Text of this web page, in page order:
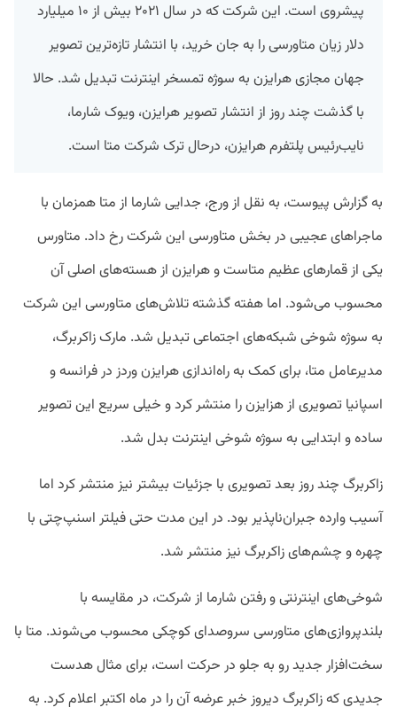
پیشروی است. این شرکت که در سال ۲۰۲۱ بیش از ۱۰ میلیارد
دلار زیان متاورسی را به جان خرید، با انتشار تازه‌ترین تصویر
جهان مجازی هرایزن به سوژه تمسخر اینترنت تبدیل شد. حالا
با گذشت چند روز از انتشار تصویر هرایزن، ویوک شارما،
نایب‌رئیس پلتفرم هرایزن، درحال ترک شرکت متا است.
به گزارش پیوست، به نقل از ورج، جدایی شارما از متا همزمان با
ماجراهای عجیبی در بخش متاورسی این شرکت رخ داد. متاورس
یکی از قمارهای عظیم متاست و هرایزن از هسته‌های اصلی آن
محسوب می‌شود. اما هفته گذشته تلاش‌های متاورسی این شرکت
به سوژه شوخی شبکه‌‌های اجتماعی تبدیل شد. مارک زاکربرگ،
مدیرعامل متا، برای کمک به راه‌اندازی هرایزن وردز در فرانسه و
اسپانیا تصویری از هزایزن را منتشر کرد و خیلی سریع این تصویر
ساده و ابتدایی به سوژه شوخی اینترنت بدل شد.
زاکربرگ چند روز بعد تصویری با جزئیات بیشتر نیز منتشر کرد اما
آسیب وارده جبران‌ناپذیر بود. در این مدت حتی فیلتر اسنپ‌چتی با
چهره و چشم‌های زاکربرگ نیز منتشر شد.
شوخی‌های اینترنتی و رفتن شارما از شرکت، در مقایسه با
بلند‌پروازی‌های متاورسی سروصدای کوچکی محسوب می‌شوند. متا با
سخت‌افزار جدید رو به جلو در حرکت است، برای مثال هدست
جدیدی که زاکربرگ دیروز خبر عرضه آن را در ماه اکتبر اعلام کرد. به